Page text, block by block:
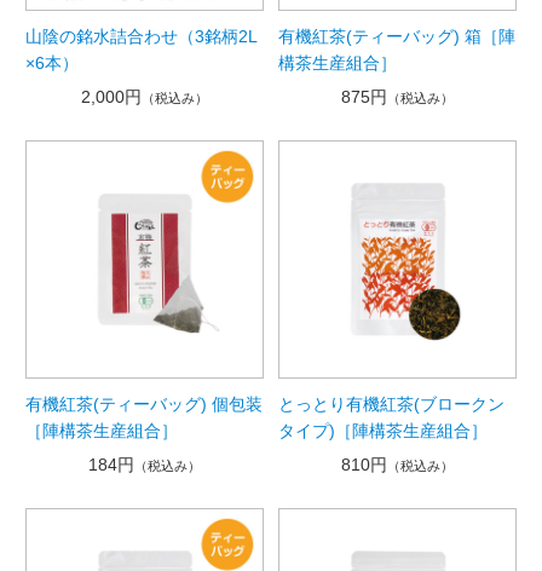
山陰の銘水詰合わせ（3銘柄2L
×6本）
2,000円
（税込み）
有機紅茶(ティーバッグ) 箱［陣
構茶生産組合］
875円
（税込み）
有機紅茶(ティーバッグ) 個包装
［陣構茶生産組合］
184円
（税込み）
とっとり有機紅茶(ブロークン
タイプ)［陣構茶生産組合］
810円
（税込み）